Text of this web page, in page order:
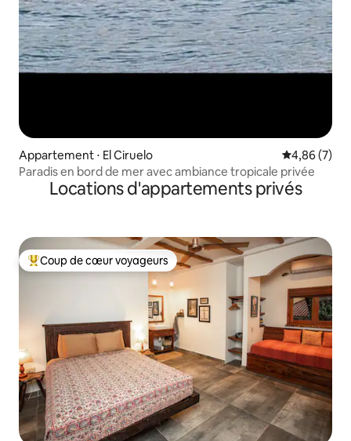
Appartement ⋅ El Ciruelo Évaluation
4,86 (7)
Paradis en bord de mer avec ambiance tropicale privée
Locations d'appartements privés
Coups de cœur voyageurs les plus appréciés
Coup de cœur voyageurs